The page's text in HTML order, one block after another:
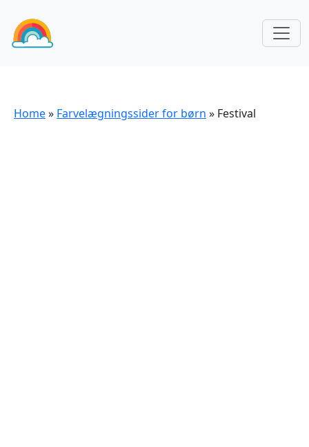
Home» Farvelægningssider for børn » Festival